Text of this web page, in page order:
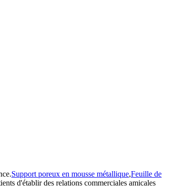
Support poreux en mousse métallique,Feuille de
d'établir des relations commerciales amicales